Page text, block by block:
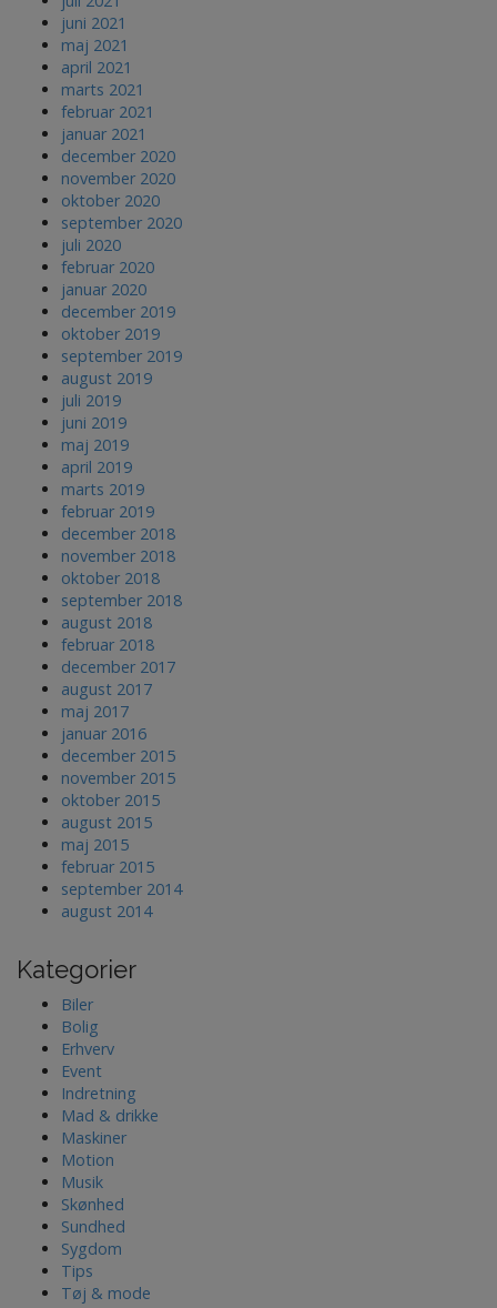
juni 2021
maj 2021
april 2021
marts 2021
februar 2021
januar 2021
december 2020
november 2020
oktober 2020
september 2020
juli 2020
februar 2020
januar 2020
december 2019
oktober 2019
september 2019
august 2019
juli 2019
juni 2019
maj 2019
april 2019
marts 2019
februar 2019
december 2018
november 2018
oktober 2018
september 2018
august 2018
februar 2018
december 2017
august 2017
maj 2017
januar 2016
december 2015
november 2015
oktober 2015
august 2015
maj 2015
februar 2015
september 2014
august 2014
Kategorier
Biler
Bolig
Erhverv
Event
Indretning
Mad & drikke
Maskiner
Motion
Musik
Skønhed
Sundhed
Sygdom
Tips
Tøj & mode